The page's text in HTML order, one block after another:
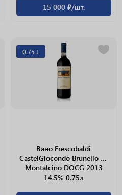
15 000 ₽/шт.
0.75 L
Вино Frescobaldi
CastelGiocondo Brunello Di
Montalcino DOCG 2013
14.5% 0.75л